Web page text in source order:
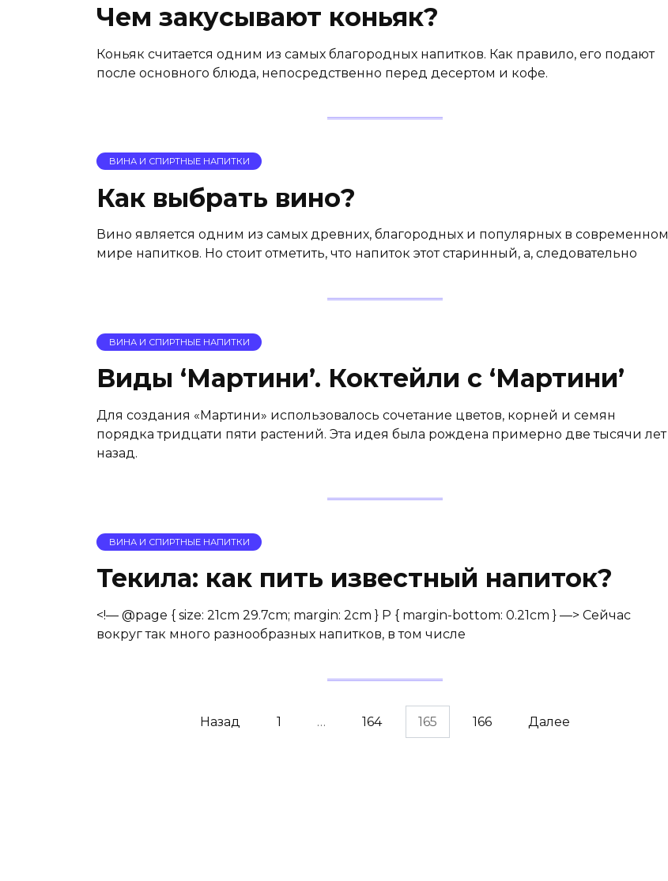
Чем закусывают коньяк?
Коньяк считается одним из самых благородных напитков. Как правило, его подают
после основного блюда, непосредственно перед десертом и кофе.
ВИНА И СПИРТНЫЕ НАПИТКИ
Как выбрать вино?
Вино является одним из самых древних, благородных и популярных в современном
мире напитков. Но стоит отметить, что напиток этот старинный, а, следовательно
ВИНА И СПИРТНЫЕ НАПИТКИ
Виды ‘Мартини’. Коктейли с ‘Мартини’
Для создания «Мартини» использовалось сочетание цветов, корней и семян
порядка тридцати пяти растений. Эта идея была рождена примерно две тысячи лет
назад.
ВИНА И СПИРТНЫЕ НАПИТКИ
Текила: как пить известный напиток?
<!— @page { size: 21cm 29.7cm; margin: 2cm } P { margin-bottom: 0.21cm } —> Сейчас
вокруг так много разнообразных напитков, в том числе
Назад 1 … 164 165 166 Далее